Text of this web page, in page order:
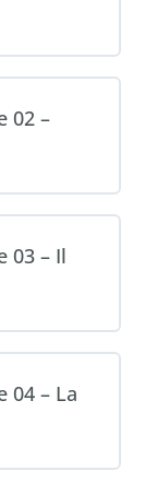
02 –
03 – Il
04 – La